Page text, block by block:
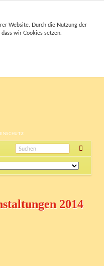
Website. Durch die Nutzung der
wir Cookies setzen.
2014